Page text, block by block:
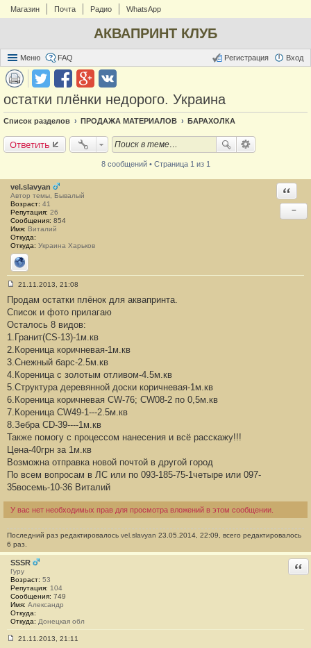
Магазин Почта Радио WhatsApp
АКВАПРИНТ КЛУБ
Меню FAQ Вход
Регистрация
остатки плёнки недорого. Украина
Список разделов ПРОДАЖА МАТЕРИАЛОВ БАРАХОЛКА
Ответить
8 сообщений • Страница 1 из 1
vel.slavyan
Автор темы, Бывалый
Возраст: 41
Репутация: 26
Сообщения: 854
Имя: Виталий
Откуда:
Откуда: Украина Харьков
Сайт
−
о
б
щ
е
н
и
е
#
1
21.11.2013, 21:08
Продам остатки плёнок для аквапринта.
Список и фото прилагаю
Осталось 8 видов:
1.Гранит(CS-13)-1м.кв
2.Кореница коричневая-1м.кв
3.Снежный барс-2.5м.кв
4.Кореница с золотым отливом-4.5м.кв
5.Структура деревянной доски коричневая-1м.кв
6.Кореница коричневая CW-76; CW08-2 по 0,5м.кв
7.Кореница CW49-1---2.5м.кв
8.Зебра CD-39----1м.кв
Также помогу с процессом нанесения и всё расскажу!!!
Цена-40грн за 1м.кв
Возможна отправка новой почтой в другой город
По всем вопросам в ЛС или по 093-185-75-1четыре или 097-
35восемь-10-36 Виталий
У вас нет необходимых прав для просмотра вложений в этом сообщении.
Последний раз редактировалось vel.slavyan 23.05.2014, 22:09, всего редактировалось
6 раз.
SSSR
Гуру
Возраст: 53
Репутация: 104
Сообщения: 749
Имя: Александр
Откуда:
Откуда: Донецкая обл
21.11.2013, 21:11